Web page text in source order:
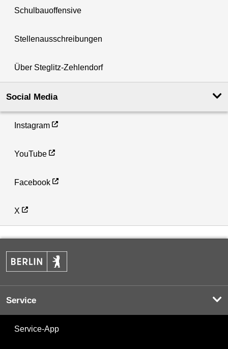
Schulbauoffensive
Stellenausschreibungen
Über Steglitz-Zehlendorf
Social Media
Instagram
YouTube
Facebook
X
Service
Service-App